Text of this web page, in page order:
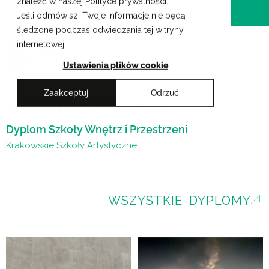
Jeśli odmówisz, Twoje informacje nie będą
śledzone podczas odwiedzania tej witryny
internetowej.
Ustawienia plików cookie
Zaakceptuj Odrzuć
Przejdź
treści
Krakowskie Szkoły Artystyczne
Aleksandra Władyka
Dyplom Szkoły Wnętrz i Przestrzeni
Krakowskie Szkoły Artystyczne
WSZYSTKIE DYPLOMY